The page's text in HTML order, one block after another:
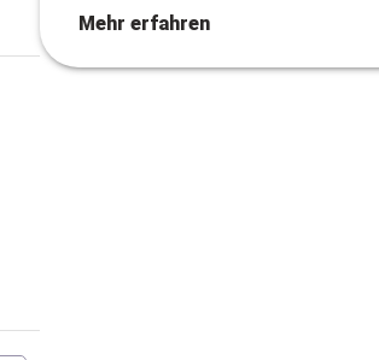
Mehr erfahren